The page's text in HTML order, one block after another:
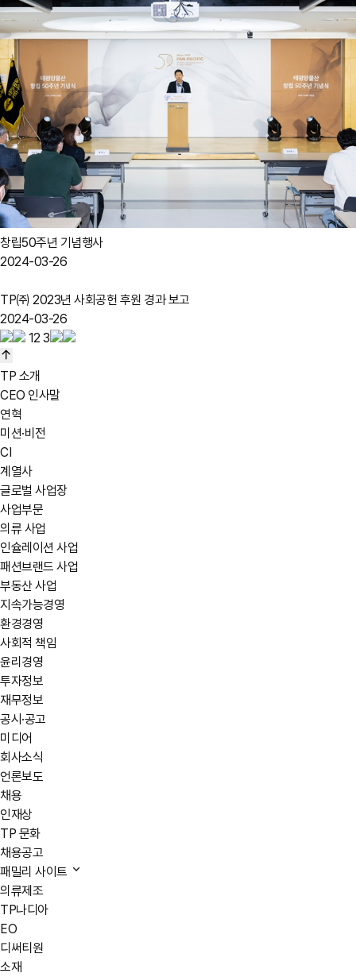
창립50주년 기념행사
2024-03-26
TP㈜ 2023년 사회공헌 후원 경과 보고
2024-03-26
12 3
TP 소개
CEO 인사말
연혁
미션·비전
CI
계열사
글로벌 사업장
사업부문
의류 사업
인슐레이션 사업
패션브랜드 사업
부동산 사업
지속가능경영
환경경영
사회적 책임
윤리경영
투자정보
재무정보
공시·공고
미디어
회사소식
언론보도
채용
인재상
TP 문화
채용공고
패밀리 사이트
의류제조
TP나디아
EO
디써티원
소재